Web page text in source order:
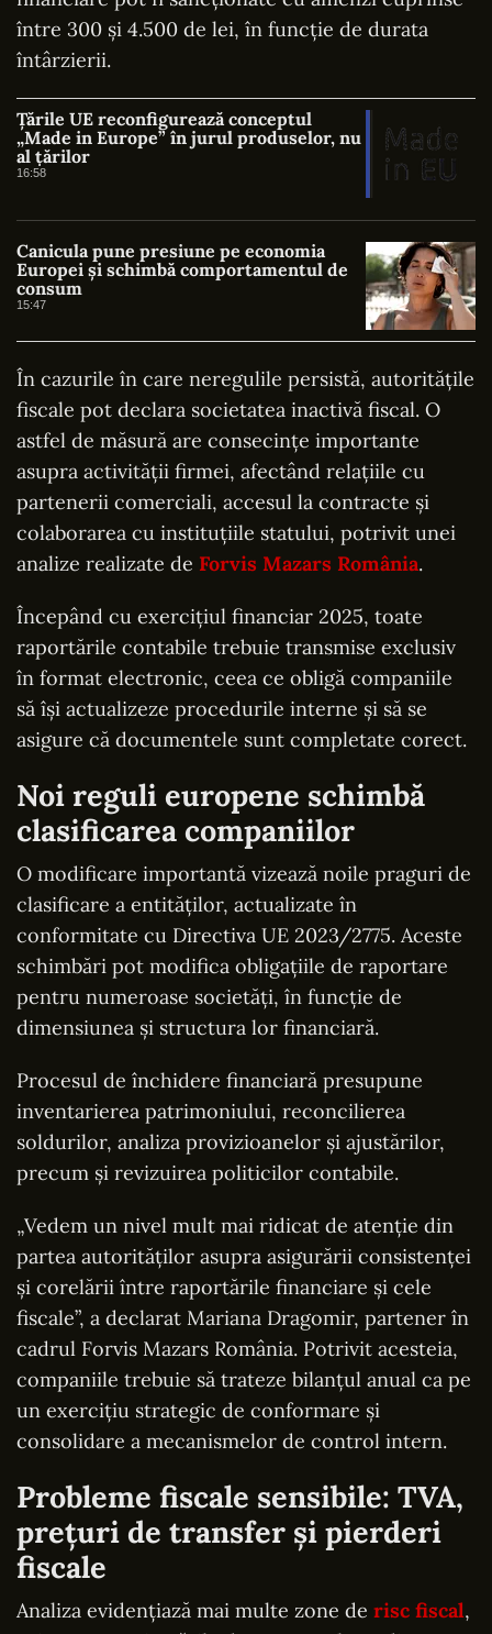
între 300 și 4.500 de lei, în funcție de durata
întârzierii.
Țările UE reconfigurează conceptul
„Made in Europe” în jurul produselor, nu
al țărilor
16:58
Canicula pune presiune pe economia
Europei și schimbă comportamentul de
consum
15:47
În cazurile în care neregulile persistă, autoritățile
fiscale pot declara societatea inactivă fiscal. O
astfel de măsură are consecințe importante
asupra activității firmei, afectând relațiile cu
partenerii comerciali, accesul la contracte și
colaborarea cu instituțiile statului, potrivit unei
analize realizate de Forvis Mazars România.
Începând cu exercițiul financiar 2025, toate
raportările contabile trebuie transmise exclusiv
în format electronic, ceea ce obligă companiile
să își actualizeze procedurile interne și să se
asigure că documentele sunt completate corect.
Noi reguli europene schimbă
clasificarea companiilor
O modificare importantă vizează noile praguri de
clasificare a entităților, actualizate în
conformitate cu Directiva UE 2023/2775. Aceste
schimbări pot modifica obligațiile de raportare
pentru numeroase societăți, în funcție de
dimensiunea și structura lor financiară.
Procesul de închidere financiară presupune
inventarierea patrimoniului, reconcilierea
soldurilor, analiza provizioanelor și ajustărilor,
precum și revizuirea politicilor contabile.
„Vedem un nivel mult mai ridicat de atenție din
partea autorităților asupra asigurării consistenței
și corelării între raportările financiare și cele
fiscale”, a declarat Mariana Dragomir, partener în
cadrul Forvis Mazars România. Potrivit acesteia,
companiile trebuie să trateze bilanțul anual ca pe
un exercițiu strategic de conformare și
consolidare a mecanismelor de control intern.
Probleme fiscale sensibile: TVA,
prețuri de transfer și pierderi
fiscale
Analiza evidențiază mai multe zone de risc fiscal,